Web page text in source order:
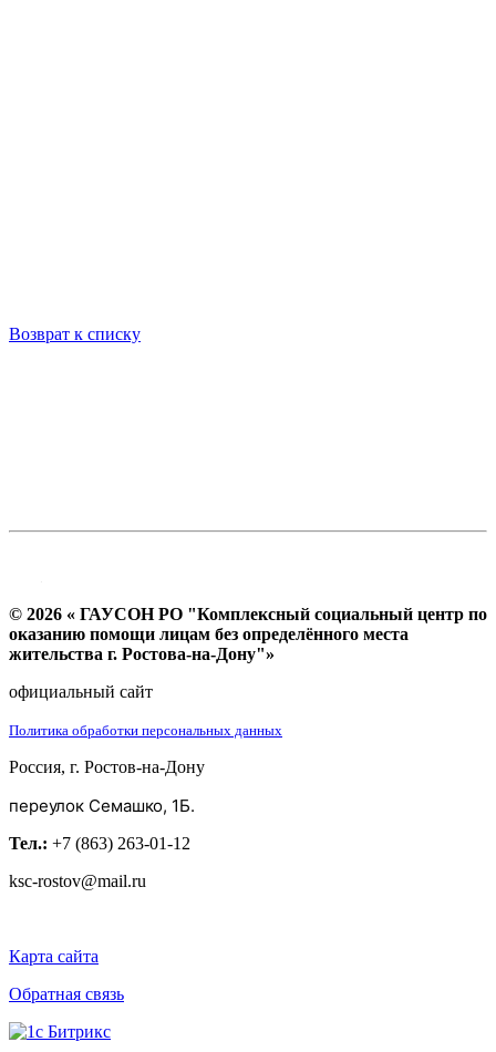
Возврат к списку
© 2026 « ГАУСОН РО "Комплексный социальный центр по
оказанию помощи лицам без определённого места
жительства г. Ростова-на-Дону"»
официальный сайт
Политика обработки персональных данных
Россия, г. Ростов-на-Дону
переулок Семашко, 1Б.
Тел.: +7 (863) 263-01-12
ksc-rostov@mail.ru
Карта сайта
Обратная связь